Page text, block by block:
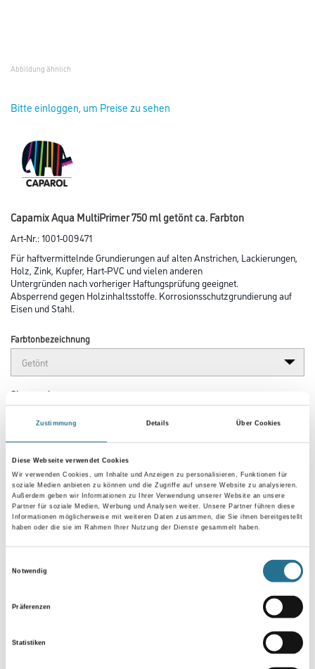
Zustimmung Details Über Cookies
Diese Webseite verwendet Cookies
Wir verwenden Cookies, um Inhalte und Anzeigen zu personalisieren, Funktionen für
soziale Medien anbieten zu können und die Zugriffe auf unsere Website zu analysieren.
Außerdem geben wir Informationen zu Ihrer Verwendung unserer Website an unsere
Partner für soziale Medien, Werbung und Analysen weiter. Unsere Partner führen diese
Informationen möglicherweise mit weiteren Daten zusammen, die Sie ihnen bereitgestellt
haben oder die sie im Rahmen Ihrer Nutzung der Dienste gesammelt haben.
Notwendig
Präferenzen
Statistiken
Abbildung ähnlich
Bitte einloggen, um Preise zu sehen
Capamix Aqua MultiPrimer 750 ml getönt ca. Farbton
Art-Nr.:1001-009471
Für haftvermittelnde Grundierungen auf alten Anstrichen, Lackierungen,
Holz, Zink, Kupfer, Hart-PVC und vielen anderen
Unter­gründen nach vor­heriger Haftungsprüfung geeignet.
Absperrend gegen Holzinhaltsstoffe. Korrosions­schutz­grun­die­rung auf
Eisen und Stahl.
Farbtonbezeichnung
Glanzgrad